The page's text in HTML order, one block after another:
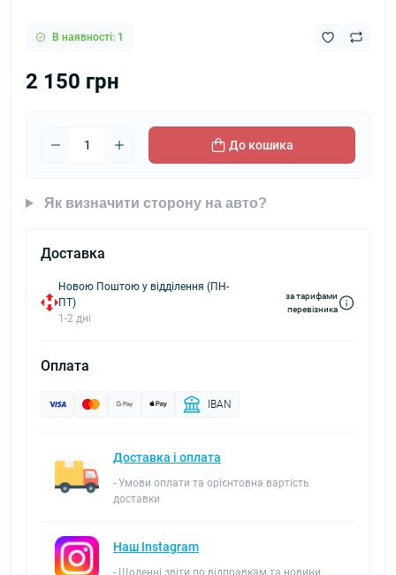
В наявності: 1
2 150 грн
До кошика
Як визначити сторону на авто?
Доставка
Новою Поштою у відділення (ПН-
ПТ)
1-2 дні
за тарифами
перевізника
Оплата
IBAN
Доставка і оплата
- Умови оплати та орієнтовна вартість
доставки
Наш Instagram
- Щоденні звіти по відправкам та новини